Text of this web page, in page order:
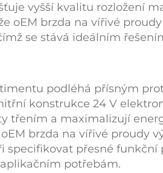
vyšší kvalitu rozložení
oEM brzda na vířivé proudy
se stává ideálním
podléhá přísným
konstrukce 24 V
třením a maximalizují
oEM brzda na vířivé proudy
přesné funkční
potřebám.